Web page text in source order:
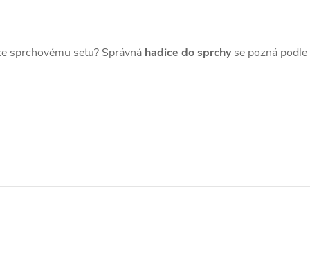
sprchovému setu? Správná hadice do sprchyse pozná